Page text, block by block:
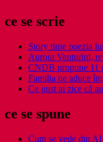
ce se scrie
Story time poezia
Aurora Venturini,
CNDB propune 11
Familia ne aduce
Ce gust ai zice că
ce se spune
Cum se vede din